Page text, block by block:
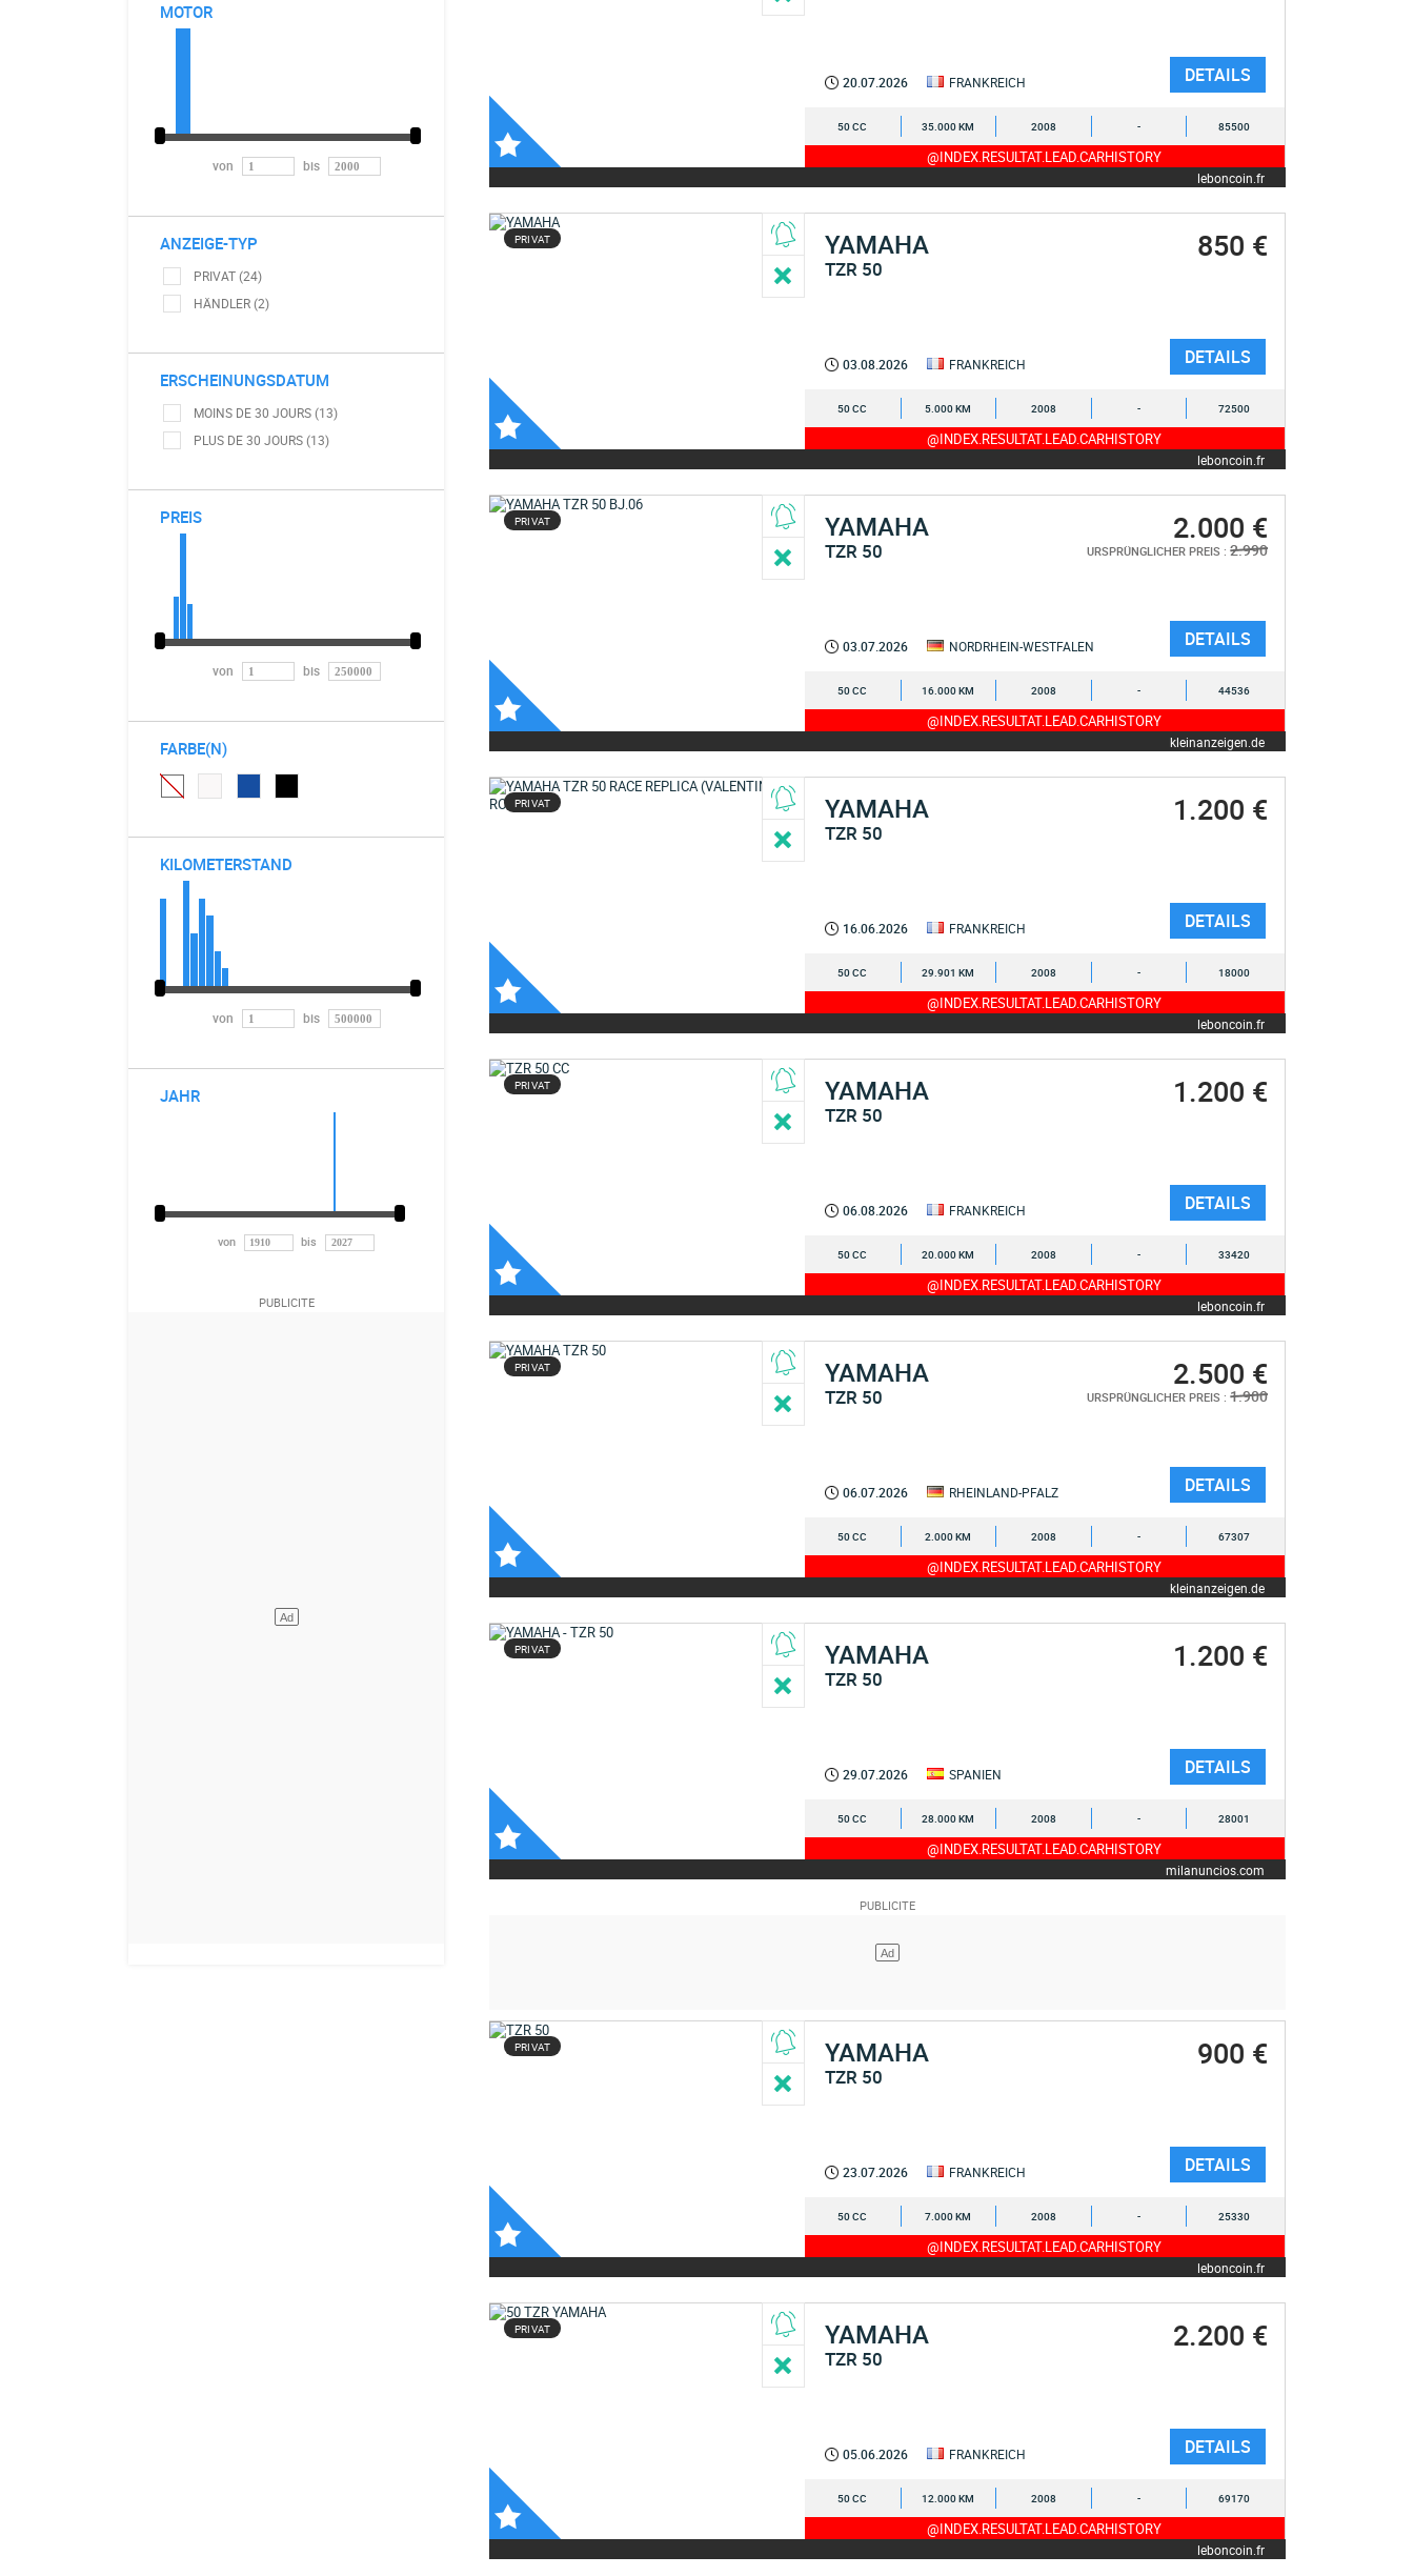
MOTOR
von bis
ANZEIGE-TYP
PRIVAT (24)
HÄNDLER (2)
ERSCHEINUNGSDATUM
MOINS DE 30 JOURS (13)
PLUS DE 30 JOURS (13)
PREIS
von bis
FARBE(N)
KILOMETERSTAND
von bis
JAHR
20.07.2026 FRANKREICH DETAILS
50 CC 35.000 KM 2008 - 85500
@INDEX.RESULTAT.LEAD.CARHISTORY
leboncoin.fr
PRIVAT YAMAHA
TZR 50
850 €
03.08.2026 FRANKREICH DETAILS
50 CC 5.000 KM 2008 - 72500
@INDEX.RESULTAT.LEAD.CARHISTORY
leboncoin.fr
PRIVAT YAMAHA
TZR 50
2.000 €
URSPRÜNGLICHER PREIS : 2.990
03.07.2026 NORDRHEIN-WESTFALEN DETAILS
50 CC 16.000 KM 2008 - 44536
@INDEX.RESULTAT.LEAD.CARHISTORY
kleinanzeigen.de
PRIVAT YAMAHA
TZR 50
1.200 €
16.06.2026 FRANKREICH DETAILS
50 CC 29.901 KM 2008 - 18000
@INDEX.RESULTAT.LEAD.CARHISTORY
leboncoin.fr
PRIVAT YAMAHA
TZR 50
1.200 €
06.08.2026 FRANKREICH DETAILS
50 CC 20.000 KM 2008 - 33420
@INDEX.RESULTAT.LEAD.CARHISTORY
leboncoin.fr
PRIVAT YAMAHA
TZR 50
2.500 €
URSPRÜNGLICHER PREIS : 1.900
06.07.2026 RHEINLAND-PFALZ DETAILS
50 CC 2.000 KM 2008 - 67307
@INDEX.RESULTAT.LEAD.CARHISTORY
kleinanzeigen.de
PRIVAT YAMAHA
TZR 50
1.200 €
29.07.2026 SPANIEN DETAILS
50 CC 28.000 KM 2008 - 28001
@INDEX.RESULTAT.LEAD.CARHISTORY
milanuncios.com
PRIVAT YAMAHA
TZR 50
900 €
23.07.2026 FRANKREICH DETAILS
50 CC 7.000 KM 2008 - 25330
@INDEX.RESULTAT.LEAD.CARHISTORY
leboncoin.fr
PRIVAT YAMAHA
TZR 50
2.200 €
05.06.2026 FRANKREICH DETAILS
50 CC 12.000 KM 2008 - 69170
@INDEX.RESULTAT.LEAD.CARHISTORY
leboncoin.fr